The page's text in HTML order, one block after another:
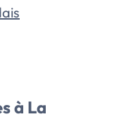
à La